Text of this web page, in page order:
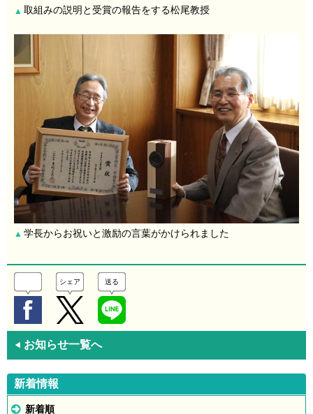
▲ 取組みの説明と受賞の報告をする松尾教授
▲ 学長からお祝いと激励の言葉がかけられました
シェア 送る
◀ お知らせ一覧へ
新着情報
新着順